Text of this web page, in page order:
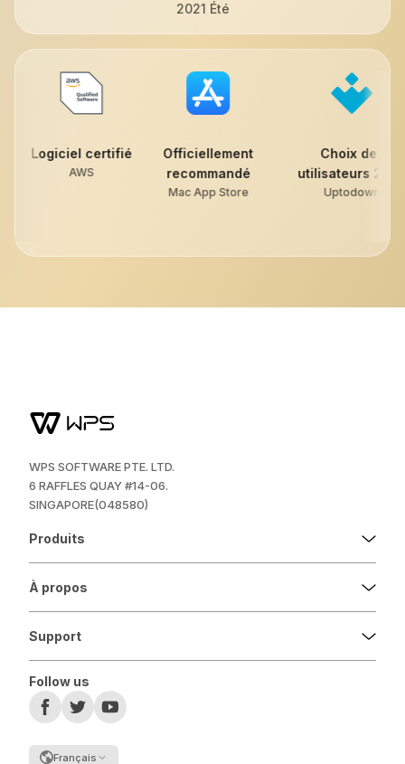
2021 Été
Officiellement
recommandé
Choix des
utilisateurs 2022
Uptodown
application
Google
WPS SOFTWARE PTE. LTD.
6 RAFFLES QUAY #14-06.
SINGAPORE(048580)
Produits
À propos
Support
Follow us
Français